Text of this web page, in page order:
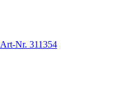
Art-Nr. 311354